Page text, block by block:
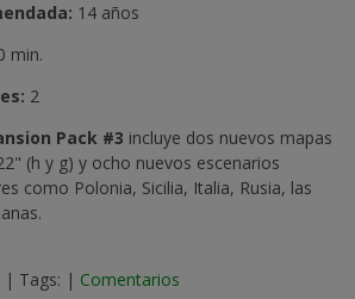
14 años
min.
2
Pack #3 incluye dos nuevos mapas
(h y g) y ocho nuevos escenarios
como Polonia, Sicilia, Italia, Rusia, las
| Tags: | Comentarios